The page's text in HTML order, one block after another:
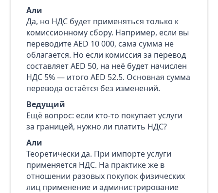
Али
Да, но НДС будет применяться только к
комиссионному сбору. Например, если вы
переводите AED 10 000, сама сумма не
облагается. Но если комиссия за перевод
составляет AED 50, на неё будет начислен
НДС 5% — итого AED 52.5. Основная сумма
перевода остаётся без изменений.
Ведущий
Ещё вопрос: если кто‑то покупает услуги
за границей, нужно ли платить НДС?
Али
Теоретически да. При импорте услуги
применяется НДС. На практике же в
отношении разовых покупок физических
лиц применение и администрирование